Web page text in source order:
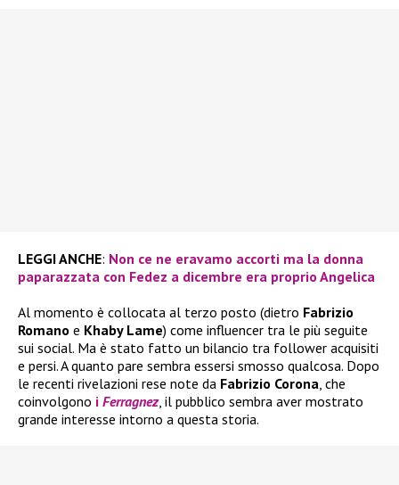
LEGGI ANCHE: Non ce ne eravamo accorti ma la donna
paparazzata con Fedez a dicembre era proprio Angelica
Al momento è collocata al terzo posto (dietro Fabrizio
Romano e Khaby Lame) come influencer tra le più seguite
sui social. Ma è stato fatto un bilancio tra follower acquisiti
e persi. A quanto pare sembra essersi smosso qualcosa. Dopo
le recenti rivelazioni rese note da Fabrizio Corona, che
coinvolgono i Ferragnez, il pubblico sembra aver mostrato
grande interesse intorno a questa storia.